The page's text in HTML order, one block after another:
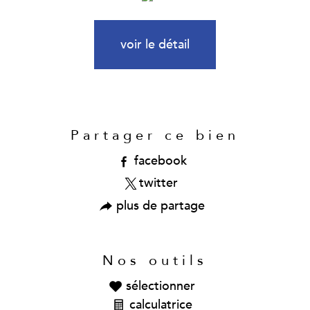
voir le détail
Partager ce bien
facebook
twitter
plus de partage
Nos outils
sélectionner
calculatrice